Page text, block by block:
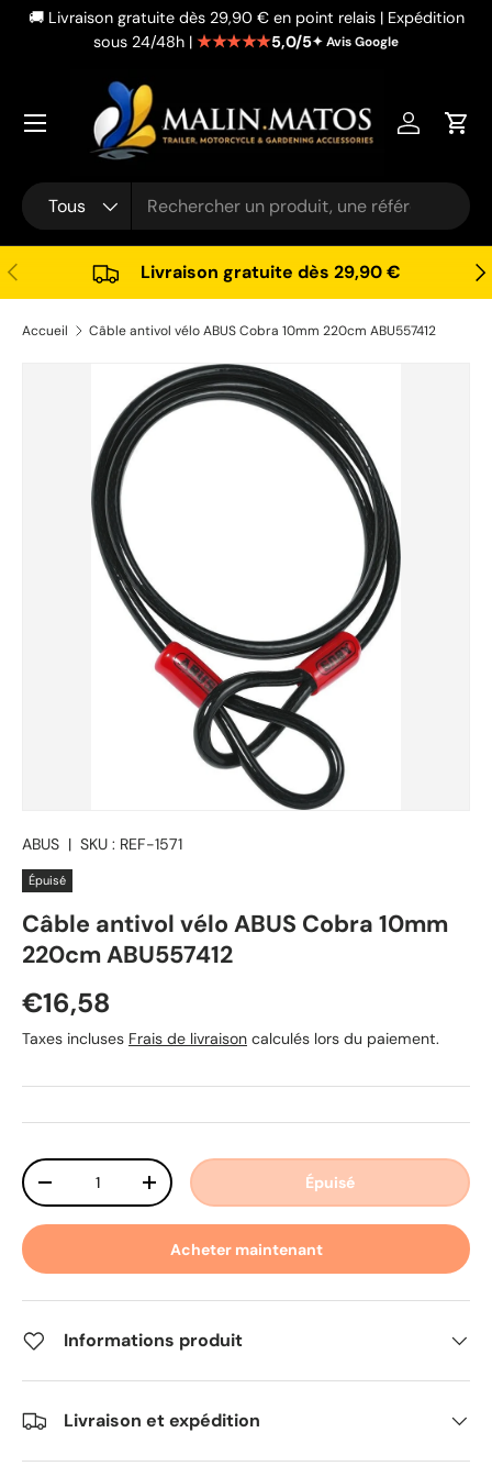
Aller au contenu
🚚 Livraison gratuite dès 29,90 € en point relais | Expédition
sous 24/48h | ★★★★★5,0/5✦ Avis Google
Recherche
Type de produit
Tous
Se
Précédent Livraison gratuite dès 29,90 €
Accueil Câble antivol vélo ABUS Cobra 10mm 220cm ABU557412
Passer aux informations produits
ABUS | SKU : REF-1571
Épuisé
Câble antivol vélo ABUS Cobra 10mm
220cm ABU557412
Prix habituel
€16,58
Taxes incluses Frais de livraison calculés lors du paiement.
Qté
Diminuer la quantitéAugmenter la quantitéÉpuisé
Acheter maintenant
Informations produit
Livraison et expédition